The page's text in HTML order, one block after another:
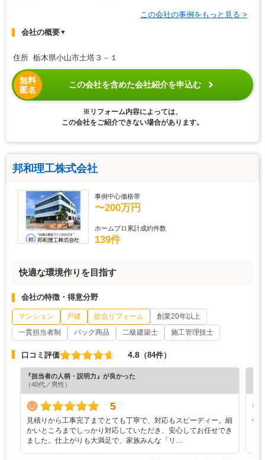
この会社の事例をもっと見る >
会社の概要▼
住所 栃木県小山市土塔３－１
無料
匿名
この会社を含めた会社紹介を申込む
※リフォーム内容によっては、
この会社をご紹介できない場合があります。
邦和理工株式会社
事例中心価格帯
〜200万円
ホームプロ累計成約件数
139件
快適な環境作りを目指す
会社の特徴・得意分野
マンション 戸建 総合リフォーム
創業20年以上
一貫担当者制
パック商品 二級建築士 施工管理技士
口コミ評価 4.8 （84件）
『担当者の人柄・説明力』が良かった
（40代／男性）
5
見積りから工事完了までとても丁寧で、対応もスピーディー。細
かいところまでしっかり対応していただき、安心してお任せでき
ました。仕上がりも大満足で、家族みんな「リ…
仕